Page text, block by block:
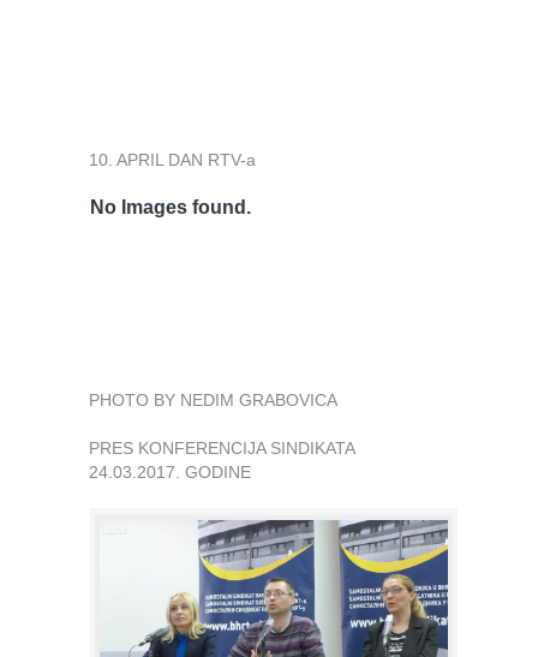
10. APRIL DAN RTV-a
No Images found.
PHOTO BY NEDIM GRABOVICA
PRES KONFERENCIJA SINDIKATA
24.03.2017. GODINE